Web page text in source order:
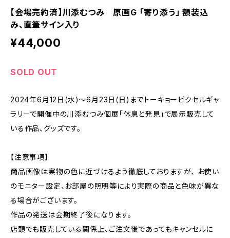
【会場売約済】川添むつみ 原画G 「寄り添う」 額装込
み、直筆サイン入り
¥44,000
SOLD OUT
2024年6月12日(水)〜6月23日(日)までトーキョーピクセルギャ
ラリーで開催中の川添むつみ個展「休息と発見」で展示販売して
いる作品、グッズです。
【注意事項】
商品画像は実物の色に近づけるよう徹底しておりますが、 お使い
のモニター設定、お部屋の照明等により実際の商品と色味が異な
る場合がございます。
作品の発送は会期終了後になります。
店頭でも販売している関係上、ご注文後であってもキャンセルに